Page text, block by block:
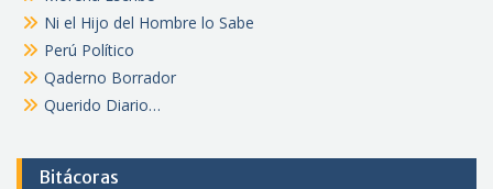
Ni el Hijo del Hombre lo Sabe
Perú Político
Qaderno Borrador
Querido Diario…
Bitácoras